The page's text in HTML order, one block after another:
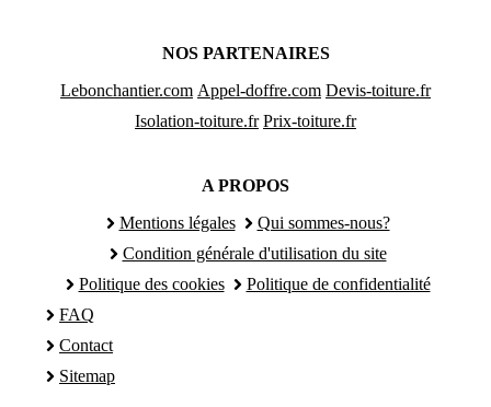
NOS PARTENAIRES
Lebonchantier.com Appel-doffre.com Devis-toiture.fr
Isolation-toiture.fr Prix-toiture.fr
A PROPOS
Mentions légales
Qui sommes-nous?
Condition générale d'utilisation du site
Politique des cookies
Politique de confidentialité
FAQ
Contact
Sitemap